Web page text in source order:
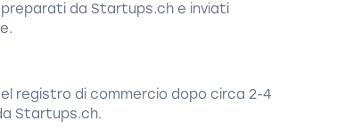
da Startups.ch e inviati
registro di commercio dopo circa 2-4
Startups.ch.